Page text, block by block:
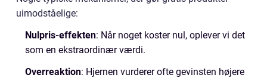
uimodståelige:
Nulpris-effekten: Når noget koster nul, oplever vi det
som en ekstraordinær værdi.
Overreaktion: Hjernen vurderer ofte gevinsten højere